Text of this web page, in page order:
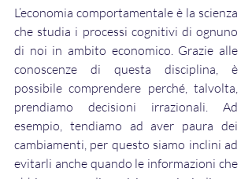
L’economia comportamentale è la scienza
che studia i processi cognitivi di ognuno
di noi in ambito economico. Grazie alle
conoscenze di questa disciplina, è
possibile comprendere perché, talvolta,
prendiamo decisioni irrazionali. Ad
esempio, tendiamo ad aver paura dei
cambiamenti, per questo siamo inclini ad
evitarli anche quando le informazioni che